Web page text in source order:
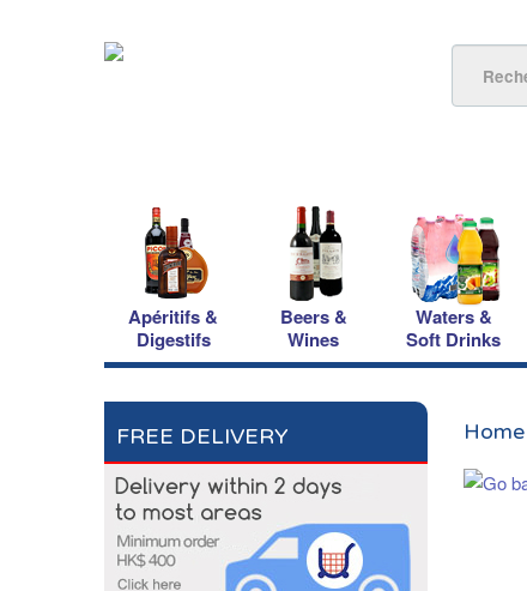
Apéritifs &
Digestifs
Beers &
Wines
Waters &
Soft Drinks
FREE DELIVERY Home